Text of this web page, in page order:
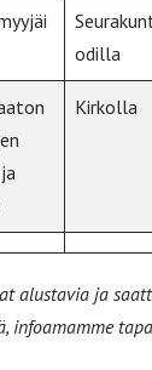
odilla
Kirkolla
alustavia ja
infoamamme